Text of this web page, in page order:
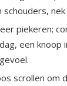
nek
piekeren;
een knoop
scrollen om